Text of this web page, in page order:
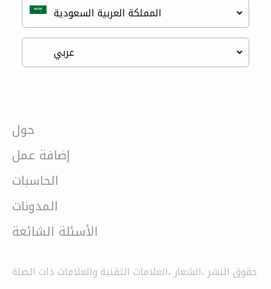
حول
إضافة عمل
الحاسبات
المدونات
الأسئلة الشائعة
حقوق النشر ،الشعار ،العلامات التقنية والعلامات ذات الصلة